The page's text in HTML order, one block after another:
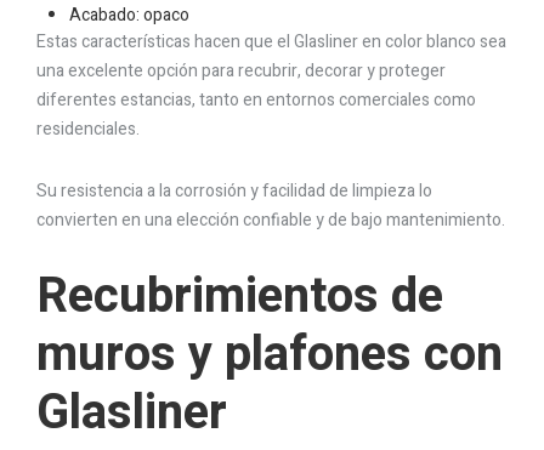
Acabado: opaco
Estas características hacen que el Glasliner en color blanco sea
una excelente opción para recubrir, decorar y proteger
diferentes estancias, tanto en entornos comerciales como
residenciales.
Su resistencia a la corrosión y facilidad de limpieza lo
convierten en una elección confiable y de bajo mantenimiento.
Recubrimientos de
muros y plafones con
Glasliner